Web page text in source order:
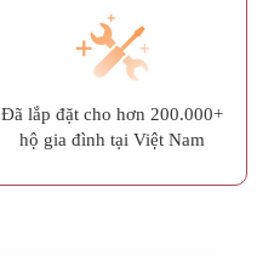
Đã lắp đặt cho hơn 200.000+
hộ gia đình tại Việt Nam